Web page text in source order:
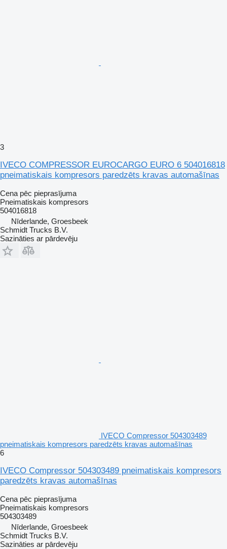
3
IVECO COMPRESSOR EUROCARGO EURO 6 504016818
pneimatiskais kompresors paredzēts kravas automašīnas
Cena pēc pieprasījuma
Pneimatiskais kompresors
504016818
Nīderlande, Groesbeek
Schmidt Trucks B.V.
Sazināties ar pārdevēju
IVECO Compressor 504303489
pneimatiskais kompresors paredzēts kravas automašīnas
6
IVECO Compressor 504303489 pneimatiskais kompresors
paredzēts kravas automašīnas
Cena pēc pieprasījuma
Pneimatiskais kompresors
504303489
Nīderlande, Groesbeek
Schmidt Trucks B.V.
Sazināties ar pārdevēju